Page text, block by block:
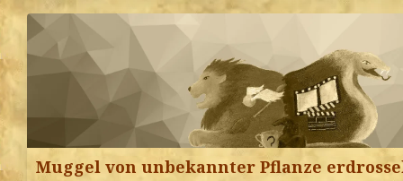
Muggel von unbekannter Pflanze